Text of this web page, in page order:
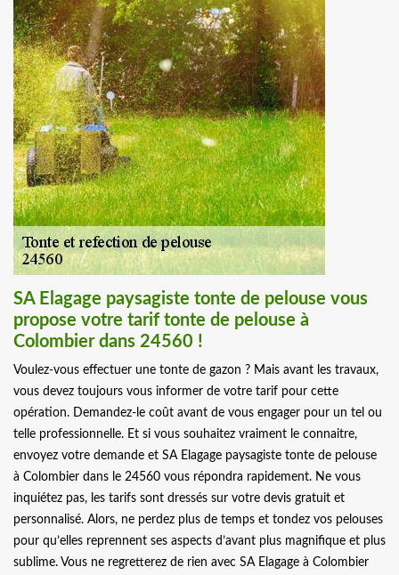
SA Elagage paysagiste tonte de pelouse vous
propose votre tarif tonte de pelouse à
Colombier dans 24560 !
Voulez-vous effectuer une tonte de gazon ? Mais avant les travaux,
vous devez toujours vous informer de votre tarif pour cette
opération. Demandez-le coût avant de vous engager pour un tel ou
telle professionnelle. Et si vous souhaitez vraiment le connaitre,
envoyez votre demande et SA Elagage paysagiste tonte de pelouse
à Colombier dans le 24560 vous répondra rapidement. Ne vous
inquiétez pas, les tarifs sont dressés sur votre devis gratuit et
personnalisé. Alors, ne perdez plus de temps et tondez vos pelouses
pour qu’elles reprennent ses aspects d’avant plus magnifique et plus
sublime. Vous ne regretterez de rien avec SA Elagage à Colombier